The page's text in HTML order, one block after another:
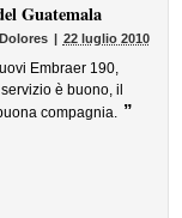
Guatemala
Dolores 22 luglio 2010
Embraer 190,
è buono, il
compagnia. ”